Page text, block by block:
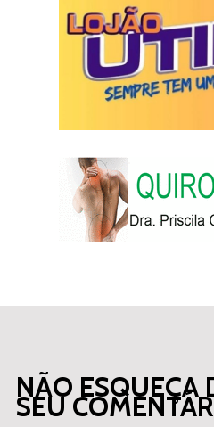
NÃO ESQUEÇA
SEU